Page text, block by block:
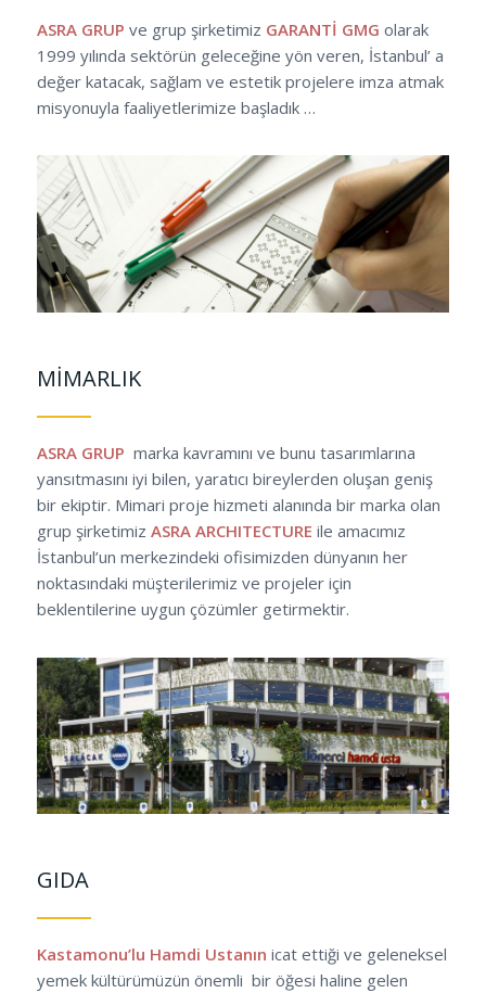
ASRA GRUP ve grup şirketimiz GARANTİ GMG olarak
1999 yılında sektörün geleceğine yön veren, İstanbul’ a
değer katacak, sağlam ve estetik projelere imza atmak
misyonuyla faaliyetlerimize başladık …
MİMARLIK
ASRA GRUP marka kavramını ve bunu tasarımlarına
yansıtmasını iyi bilen, yaratıcı bireylerden oluşan geniş
bir ekiptir. Mimari proje hizmeti alanında bir marka olan
grup şirketimiz ASRA ARCHITECTURE ile amacımız
İstanbul’un merkezindeki ofisimizden dünyanın her
noktasındaki müşterilerimiz ve projeler için
beklentilerine uygun çözümler getirmektir.
GIDA
Kastamonu’lu Hamdi Ustanın icat ettiği ve geleneksel
yemek kültürümüzün önemli bir öğesi haline gelen